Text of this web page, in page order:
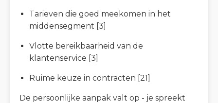
Tarieven die goed meekomen in het
middensegment [3]
Vlotte bereikbaarheid van de
klantenservice [3]
Ruime keuze in contracten [21]
De persoonlijke aanpak valt op - je spreekt